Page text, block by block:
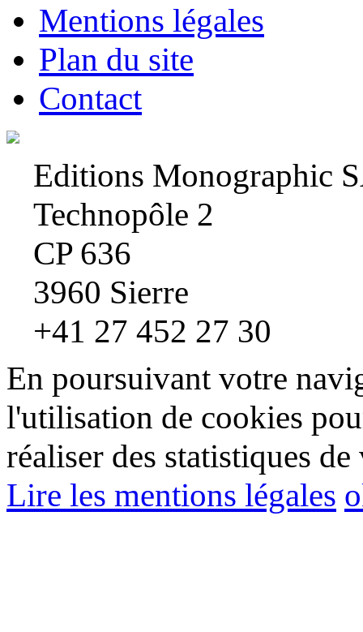
Mentions légales
Plan du site
Contact
Editions Monographic
Technopôle 2
CP 636
3960 Sierre
+41 27 452 27 30
En poursuivant votre
l'utilisation de cookies
réaliser des statistiques de
Lire les mentions légales